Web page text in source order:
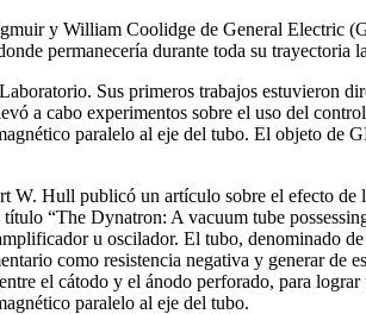
y William Coolidge de General Electric
permanecería durante toda su trayectoria
Sus primeros trabajos estuvieron
a cabo experimentos sobre el uso del
paralelo al eje del tubo. El objeto de
Hull publicó un artículo sobre el efecto
“The Dynatron: A vacuum tube
u oscilador. El tubo, denominado
como resistencia negativa y generar
el cátodo y el ánodo perforado, para
paralelo al eje del tubo.